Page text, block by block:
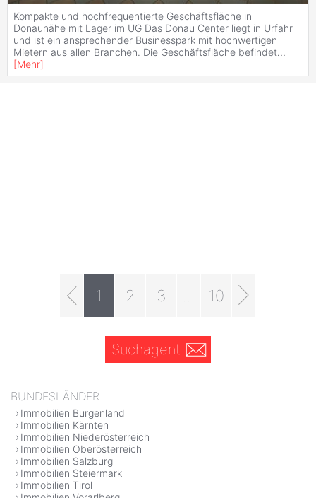
Kompakte und hochfrequentierte Geschäftsfläche in
Donaunähe mit Lager im UG Das Donau Center liegt in Urfahr
und ist ein ansprechender Businesspark mit hochwertigen
Mietern aus allen Branchen. Die Geschäftsfläche befindet...
[Mehr]
1 2 3 10
Suchagent
BUNDESLÄNDER
Immobilien Burgenland
Immobilien Kärnten
Immobilien Niederösterreich
Immobilien Oberösterreich
Immobilien Salzburg
Immobilien Steiermark
Immobilien Tirol